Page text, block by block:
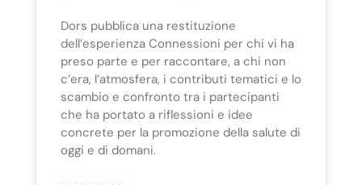
Dors pubblica una restituzione
dell’esperienza Connessioni per chi vi ha
preso parte e per raccontare, a chi non
c’era, l’atmosfera, i contributi tematici e lo
scambio e confronto tra i partecipanti
che ha portato a riflessioni e idee
concrete per la promozione della salute di
oggi e di domani.